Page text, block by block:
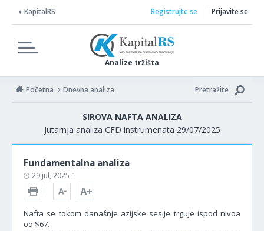
KapitalRS
Analize tržišta
Registrujte se Prijavite se
Početna Dnevna analiza Pretražite
SIROVA NAFTA ANALIZA
Jutarnja analiza CFD instrumenata 29/07/2025
Fundamentalna analiza
29 jul, 2025
Nafta se tokom današnje azijske sesije trguje ispod nivoa
od $67.